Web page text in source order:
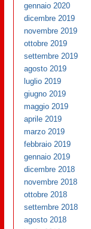
gennaio 2020
dicembre 2019
novembre 2019
ottobre 2019
settembre 2019
agosto 2019
luglio 2019
giugno 2019
maggio 2019
aprile 2019
marzo 2019
febbraio 2019
gennaio 2019
dicembre 2018
novembre 2018
ottobre 2018
settembre 2018
agosto 2018